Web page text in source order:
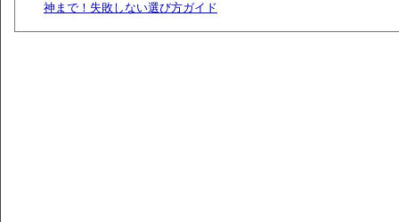
神まで！失敗しない選び方ガイド